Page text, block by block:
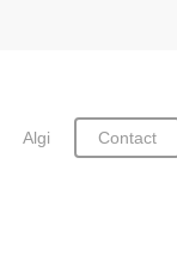
Algi Contact